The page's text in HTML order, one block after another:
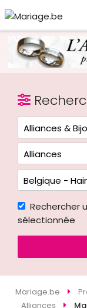
Rechercher
sélectionnée
Mariage.be
Alliances